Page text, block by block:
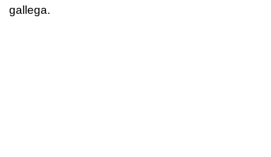
gallega.